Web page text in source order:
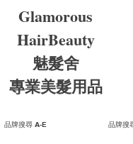
Glamorous
HairBeauty
魅髮舍
​​專業美髮用品
品牌搜尋 A-E 品牌搜